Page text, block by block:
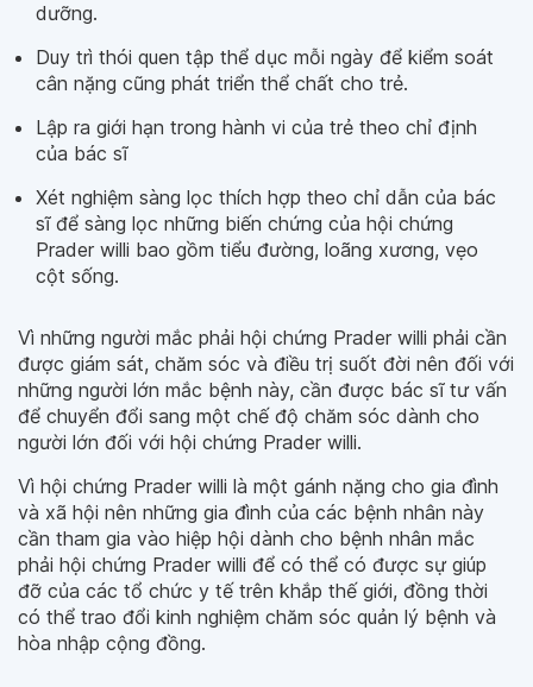
dưỡng.
Duy trì thói quen tập thể dục mỗi ngày để kiểm soát
cân nặng cũng phát triển thể chất cho trẻ.
Lập ra giới hạn trong hành vi của trẻ theo chỉ định
của bác sĩ
Xét nghiệm sàng lọc thích hợp theo chỉ dẫn của bác
sĩ để sàng lọc những biến chứng của hội chứng
Prader willi bao gồm tiểu đường, loãng xương, vẹo
cột sống.
Vì những người mắc phải hội chứng Prader willi phải cần
được giám sát, chăm sóc và điều trị suốt đời nên đối với
những người lớn mắc bệnh này, cần được bác sĩ tư vấn
để chuyển đổi sang một chế độ chăm sóc dành cho
người lớn đối với hội chứng Prader willi.
Vì hội chứng Prader willi là một gánh nặng cho gia đình
và xã hội nên những gia đình của các bệnh nhân này
cần tham gia vào hiệp hội dành cho bệnh nhân mắc
phải hội chứng Prader willi để có thể có được sự giúp
đỡ của các tổ chức y tế trên khắp thế giới, đồng thời
có thể trao đổi kinh nghiệm chăm sóc quản lý bệnh và
hòa nhập cộng đồng.